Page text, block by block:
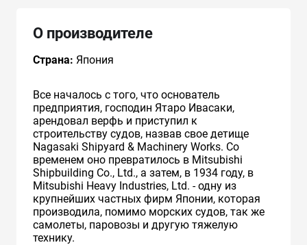
О производителе
Страна: Япония
Все началось с того, что основатель
предприятия, господин Ятаро Ивасаки,
арендовал верфь и приступил к
строительству судов, назвав свое детище
Nagasaki Shipyard & Machinery Works. Со
временем оно превратилось в Mitsubishi
Shipbuilding Co., Ltd., а затем, в 1934 году, в
Mitsubishi Heavy Industries, Ltd. - одну из
крупнейших частных фирм Японии, которая
производила, помимо морских судов, так же
самолеты, паровозы и другую тяжелую
технику.